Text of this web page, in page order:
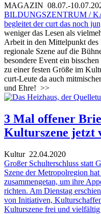
MAGAZIN 08.07.-
BILDUNGSZENTRUM /
begleitet der curt das noch
weniger das Lesen als
Arbeit in den Mittelpunkt des
regionale Szene auf die
besondere Event ein
zu einer festen Größe im
curt-Leute da auch
und Ehre! >>
3 Mal offener
Kulturszene jetzt
Kultur22.04.2020
Großer Schulterschluss statt
Szene der Metropolregion
zusammengetan, um ihre
richten. Am Dienstag
von Initiativen,
Kulturszene frei und